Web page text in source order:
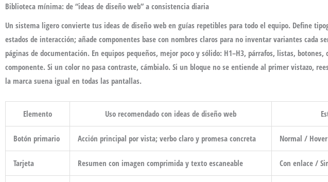
Biblioteca mínima: de “ideas de diseño web” a consistencia diaria
Un sistema ligero convierte tus ideas de diseño web en guías repetibles para todo el equipo. Define
estados de interacción; añade componentes base con nombres claros para no inventar variantes cada
páginas de documentación. En equipos pequeños, mejor poco y sólido: H1–H3, párrafos, listas,
componente. Si un color no pasa contraste, cámbialo. Si un bloque no se entiende al primer vistazo,
la marca suena igual en todas las pantallas.
Elemento Uso recomendado con ideas de diseño web
Botón primario Acción principal por vista; verbo claro y promesa concreta Normal /
Tarjeta Resumen con imagen comprimida y texto escaneable Con enlace /